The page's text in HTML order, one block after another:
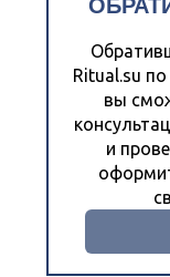
Ritual.su
вы
и